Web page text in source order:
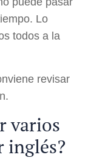
Lo
todos a la
revisar
varios
inglés?